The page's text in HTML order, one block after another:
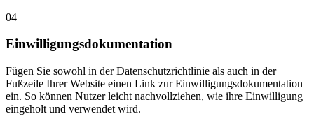
04
Einwilligungsdokumentation
Fügen Sie sowohl in der Datenschutzrichtlinie als auch in der
Fußzeile Ihrer Website einen Link zur Einwilligungsdokumentation
ein. So können Nutzer leicht nachvollziehen, wie ihre Einwilligung
eingeholt und verwendet wird.